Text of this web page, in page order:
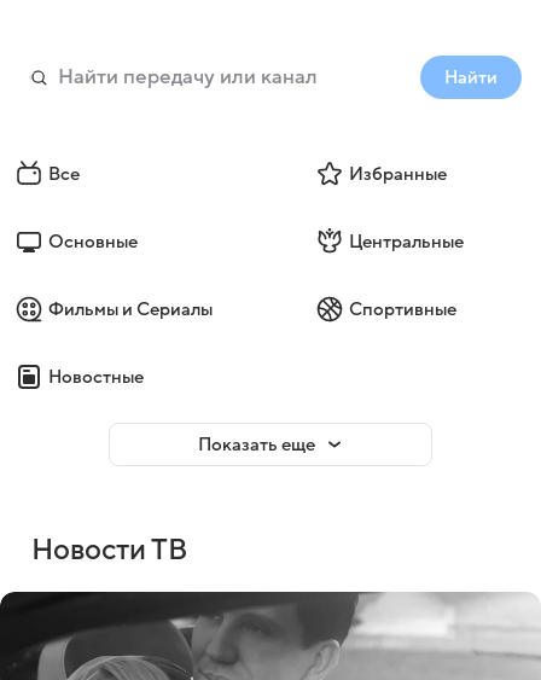
Найти
Все Избранные
Основные Центральные
Фильмы и Сериалы Спортивные
Новостные
Показать еще
Новости ТВ